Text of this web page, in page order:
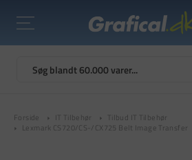
Forside IT Tilbehør
Tilbud IT Tilbehør
Lexmark CS720/CS-/CX725 Belt Image Transfer